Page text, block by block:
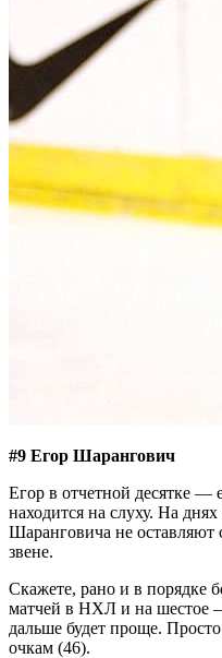
#9 Егор Шарангович
Егор в отчетной десятке —
находится на слуху. На
Шаранговича не оставляют
звене.
Скажете, рано и в порядке
матчей в НХЛ и на шестое
дальше будет проще.
очкам (46).